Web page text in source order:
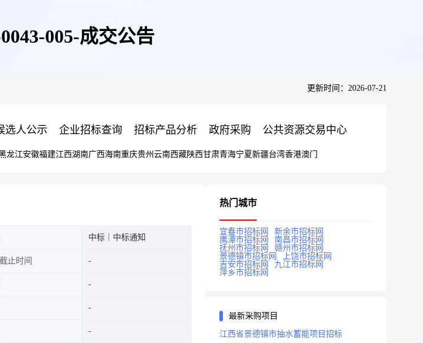
005-成交公告
更新时间：2026-07-21
选人公示 企业招标查询 招标产品分析 政府采购 公共资源交易中心
龙江安徽福建江西湖南广西海南重庆贵州 云南西藏陕西甘肃青海宁夏新疆台湾香港澳门
中标｜中标通知
止时间
热门城市
宜春市招标网
新余市招标网
鹰潭市招标网
南昌市招标网
抚州市招标网
赣州市招标网
景德镇市招标网
上饶市招标网
吉安市招标网
九江市招标网
萍乡市招标网
最新采购项目
江西省景德镇市抽水蓄能项目招标